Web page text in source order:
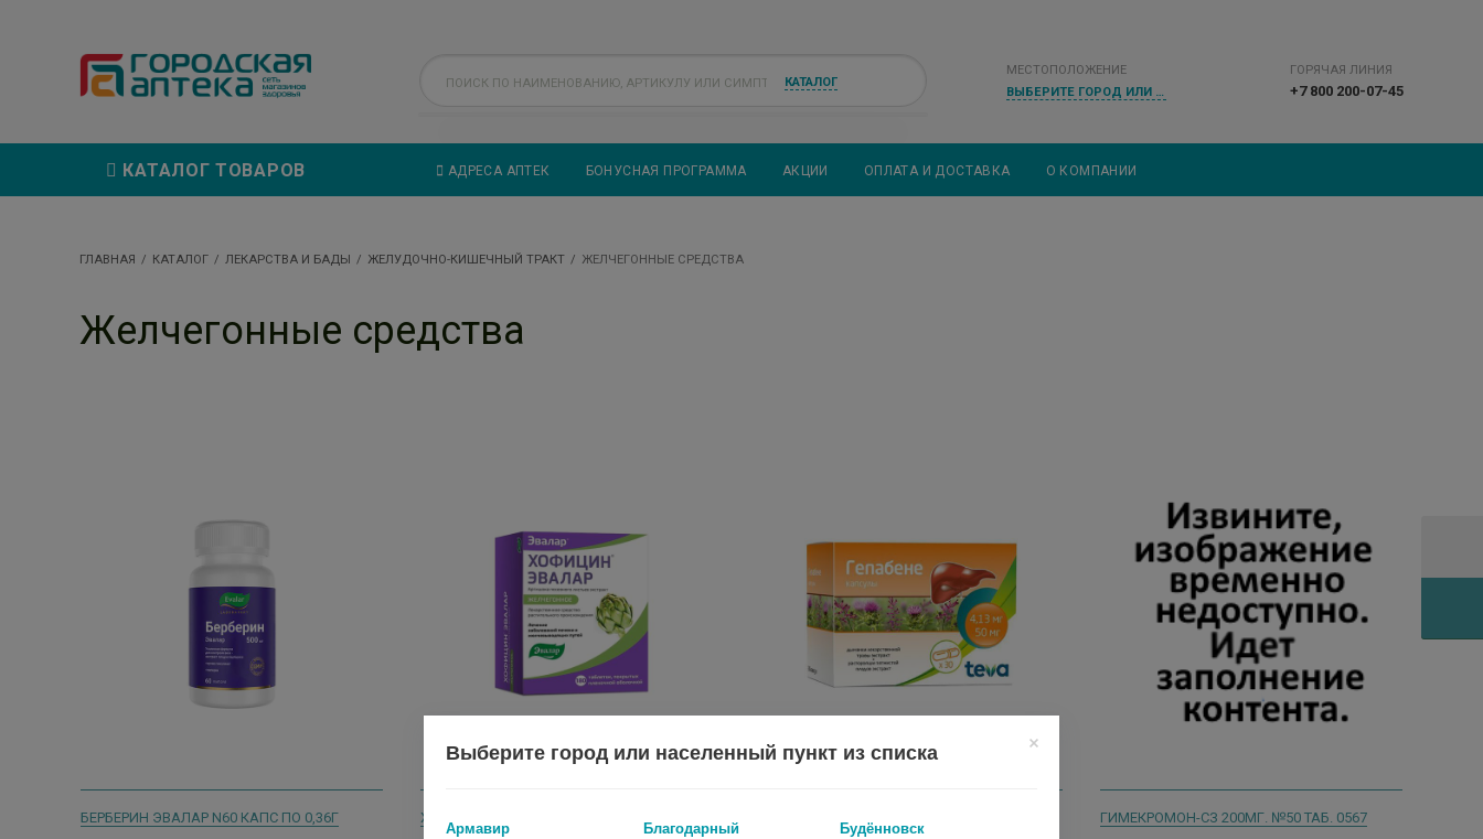
КАТАЛОГ
МЕСТОПОЛОЖЕНИЕ
ВЫБЕРИТЕ ГОРОД ИЛИ НАСЕЛЕННЫЙ ПУНКТ
ГОРЯЧАЯ ЛИНИЯ
+7 800 200-07-45
АДРЕСА АПТЕК БОНУСНАЯ ПРОГРАММА АКЦИИ ОПЛАТА И ДОСТАВКА О КОМПАНИИ
КАТАЛОГ ТОВАРОВ
ГЛАВНАЯ КАТАЛОГ ЛЕКАРСТВА И БАДЫ ЖЕЛУДОЧНО-КИШЕЧНЫЙ ТРАКТ ЖЕЛЧЕГОННЫЕ СРЕДСТВА
Желчегонные средства
БЕРБЕРИН ЭВАЛАР N60 КАПС ПО 0,36Г ГИМЕКРОМОН-СЗ 200МГ. №50 ТАБ. 0567
Выберите город или населенный пункт из списка
Армавир Благодарный
Будённовск